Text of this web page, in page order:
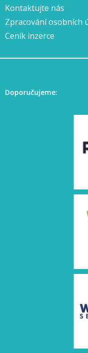
Kontaktujte nás
Zpracování osobních
Ceník inzerce
Doporučujeme: